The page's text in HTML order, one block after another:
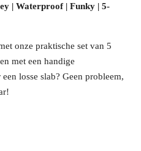
| Waterproof | Funky | 5-
onze praktische set van 5
met een handige
losse slab? Geen probleem,